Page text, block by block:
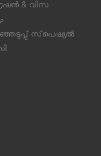
& വിസ
സ്‌പെഷ്യല്‍